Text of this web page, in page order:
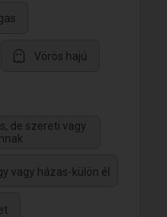
Vörös hajú
de szereti vagy
vagy házas-külön él